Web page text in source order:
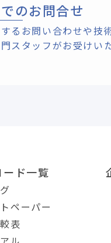
のお問合せ
るお問い合わせや技
スタッフがお受けい
ド一覧
ペーパー
表